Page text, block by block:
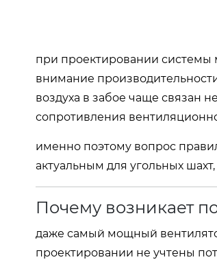
при проектировании системы
внимание
воздуха в забое чаще связан
сопротивления
именно поэтому вопрос
актуальным для угольных
Почему возникает
даже самый мощный
проектировании не учтены